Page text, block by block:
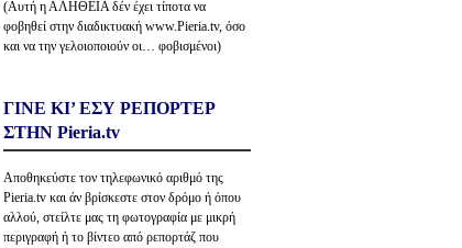
(Αυτή η ΑΛΗΘΕΙΑ δέν έχει τίποτα να
φοβηθεί στην διαδικτυακή www.Pieria.tv, όσο
και να την γελοιοποιούν οι… φοβισμένοι)
ΓΙΝΕ ΚΙ’ ΕΣΥ ΡΕΠΟΡΤΕΡ
ΣΤΗΝ Pieria.tv
Αποθηκεύστε τον τηλεφωνικό αριθμό της
Pieria.tv και άν βρίσκεστε στον δρόμο ή όπου
αλλού, στείλτε μας τη φωτογραφία με μικρή
περιγραφή ή το βίντεο από ρεπορτάζ που